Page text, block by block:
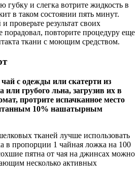
губку и слегка вотрите жидкость в
в таком состоянии пять минут.
проверьте результат своих
порадовал, повторите процедуру еще
ткани с моющим средством.
с одежды или скатерти из
или грубого льна, загрузив их в
протрите испачканное место
10% нашатырным
тканей лучше использовать
в пропорции 1 чайная ложка на 100
пятна от чая на джинсах можно
несколько активных